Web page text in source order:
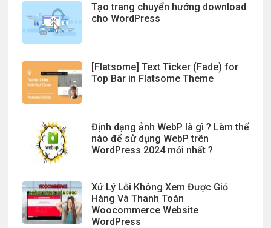
Tạo trang chuyển hướng download
cho WordPress
[Flatsome] Text Ticker (Fade) for
Top Bar in Flatsome Theme
Định dạng ảnh WebP là gì ? Làm thế
nào để sử dụng WebP trên
WordPress 2024 mới nhất ?
Xử Lý Lỗi Không Xem Được Giỏ
Hàng Và Thanh Toán
Woocommerce Website
WordPress